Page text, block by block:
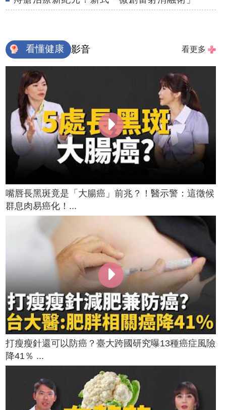
看懂健康 影音 看更多
嘴唇長黑斑竟是「大腸癌」前兆？！醫示警：這徵候
群息肉易癌化！...
打瘦瘦針還可以防癌？臺大跨國研究曝13種癌症風險
降41％ ...